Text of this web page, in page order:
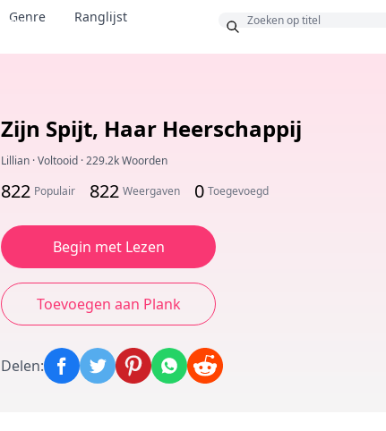
Genre
Ranglijst
Bonus
Zijn Spijt, Haar Heerschappij
Lillian ·Voltooid ·229.2k Woorden
822 Populair 822 Weergaven 0 Toegevoegd
Begin met Lezen
Toevoegen aan Plank
Delen: